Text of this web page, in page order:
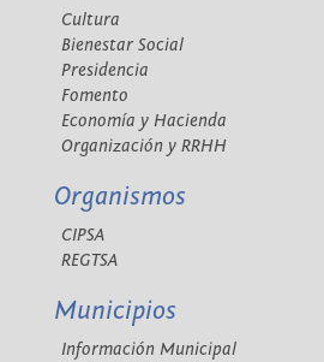
Cultura
Bienestar Social
Presidencia
Fomento
Economía y Hacienda
Organización y RRHH
Organismos
CIPSA
REGTSA
Municipios
Información Municipal